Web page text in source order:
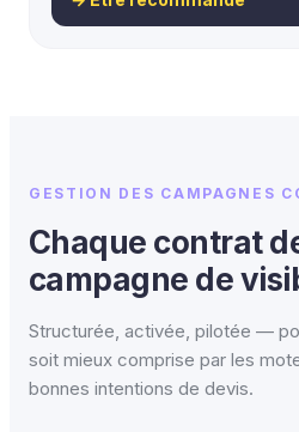
GESTION DES CAMPAGNES
Chaque contrat
campagne de
Structurée, activée, pilotée —
soit mieux comprise par les
bonnes intentions de devis.